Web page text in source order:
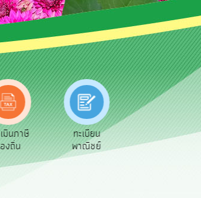
ทะเบียน
พาณิชย์
ขออนุญาต
ก่อสร้าง
คู่มือ